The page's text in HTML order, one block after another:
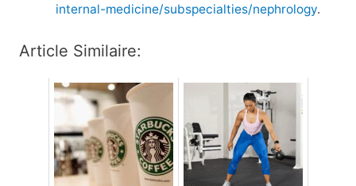
internal-medicine/subspecialties/nephrology.
Article Similaire: